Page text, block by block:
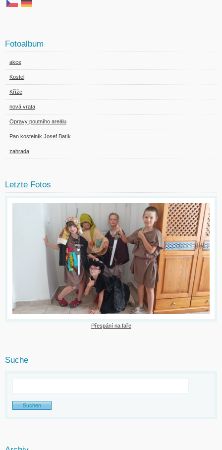
Fotoalbum
akce
Kostel
Kříže
nová vrata
Opravy poutního areálu
Pan kostelník Josef Batík
zahrada
Letzte Fotos
Přespání na faře
Suche